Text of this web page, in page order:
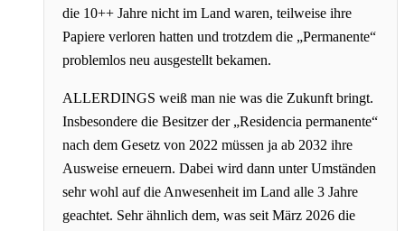
die 10++ Jahre nicht im Land waren, teilweise ihre
Papiere verloren hatten und trotzdem die „Permanente“
problemlos neu ausgestellt bekamen.
ALLERDINGS weiß man nie was die Zukunft bringt.
Insbesondere die Besitzer der „Residencia permanente“
nach dem Gesetz von 2022 müssen ja ab 2032 ihre
Ausweise erneuern. Dabei wird dann unter Umständen
sehr wohl auf die Anwesenheit im Land alle 3 Jahre
geachtet. Sehr ähnlich dem, was seit März 2026 die